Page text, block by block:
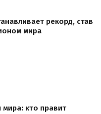
рекорд, став
мира
кто правит